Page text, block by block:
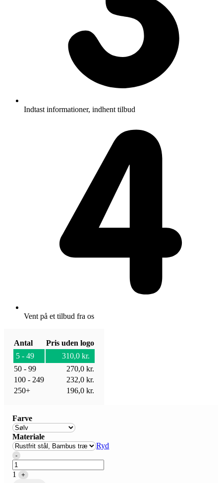
Indtast informationer, indhent tilbud
Vent på et tilbud fra os
Antal
Pris uden logo
5 - 49
310,0 kr.
50 - 99
270,0 kr.
100 - 249
232,0 kr.
250+
196,0 kr.
Farve
Materiale
Ryd
Quantity
-
1
+